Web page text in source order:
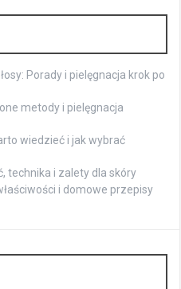
Porady i pielęgnacja krok po
metody i pielęgnacja
wiedzieć i jak wybrać
technika i zalety dla skóry
i domowe przepisy